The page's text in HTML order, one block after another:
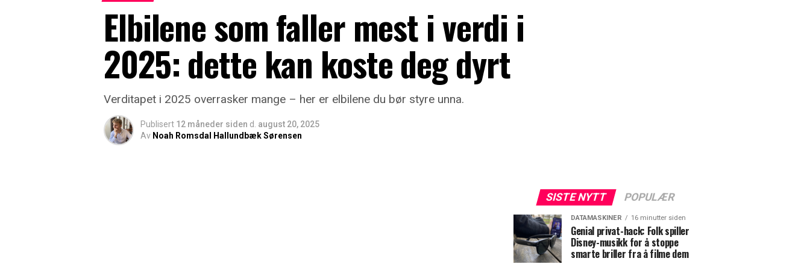
Elbilene som faller mest i verdi i
2025: dette kan koste deg dyrt
Verditapet i 2025 overrasker mange – her er elbilene du bør styre unna.
Publisert 12 måneder siden d. august 20, 2025
Av Noah Romsdal Hallundbæk Sørensen
SISTE NYTT POPULÆR
DATAMASKINER 16 minutter siden
Genial privat-hack: Folk spiller
Disney-musikk for å stoppe
smarte briller fra å filme dem